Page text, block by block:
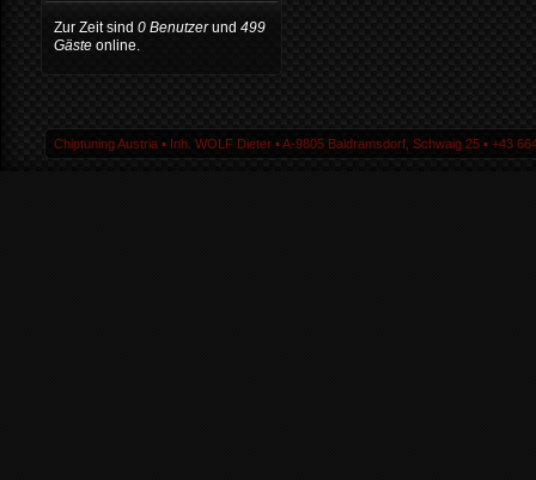
Zur Zeit sind 0 Benutzerund 499
Gäste online.
Chiptuning Austria ▪ Inh. WOLF Dieter ▪ A-9805 Baldramsdorf, Schwaig 25 ▪ +43